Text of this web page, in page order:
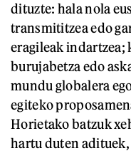
dituzte: hala nola
transmititzea edo
eragileak indartzea;
burujabetza edo
mundu globalera
egiteko
Horietako batzuk
hartu duten adituek,